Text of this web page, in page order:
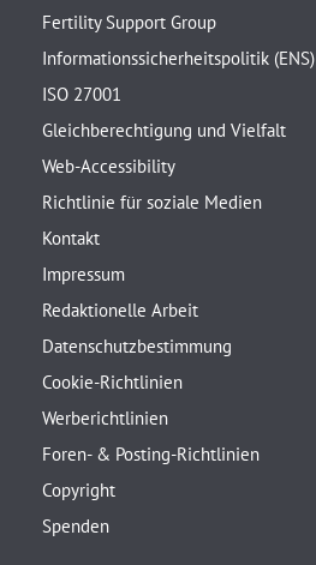
Fertility Support Group
Informationssicherheitspolitik (ENS)
ISO 27001
Gleichberechtigung und Vielfalt
Web-Accessibility
Richtlinie für soziale Medien
Kontakt
Impressum
Redaktionelle Arbeit
Datenschutzbestimmung
Cookie-Richtlinien
Werberichtlinien
Foren- & Posting-Richtlinien
Copyright
Spenden